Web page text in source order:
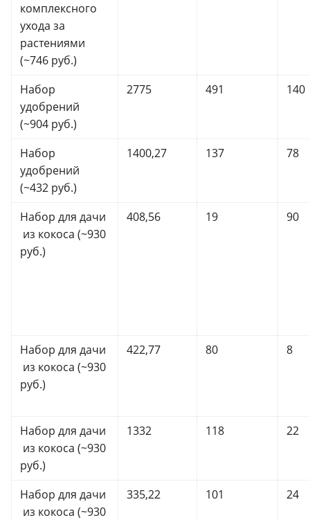
комплексного
ухода за
растениями
(~746 руб.)
Набор
удобрений
(~904 руб.)
2775 491 140
Набор
удобрений
(~432 руб.)
1400,27 137 78
Набор для дачи
из кокоса (~930
руб.)
408,56 19 90
Набор для дачи
из кокоса (~930
руб.)
422,77 80 8
Набор для дачи
из кокоса (~930
руб.)
1332 118 22
Набор для дачи
из кокоса (~930
335,22 101 24